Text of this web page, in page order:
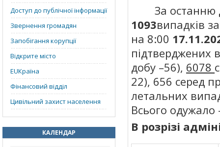
Доступ до публічної інформації
Звернення громадян
Запобігання корупції
Відкрите місто
EUКраїна
Фінансовий відділ
Цивільний захист населення
КАЛЕНДАР
За останню
1093випадків
на 8:00 17.11
підтверджених
добу –56), 6078
22), 656 серед
летальних
Всього одужало
В розрізі